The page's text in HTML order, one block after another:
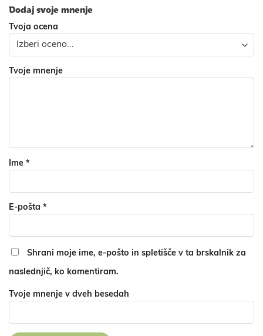
Dodaj svoje mnenje
Tvoja ocena
Tvoje mnenje
Ime *
E-pošta *
Shrani moje ime, e-pošto in spletišče v ta brskalnik za
naslednjič, ko komentiram.
Tvoje mnenje v dveh besedah